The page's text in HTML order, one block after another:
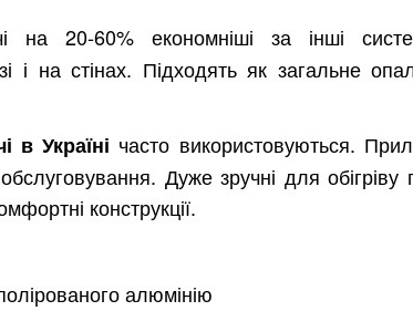
на 20-60% економніші за інші
і на стінах. Підходять як загальне
в Україні часто використовуються.
Дуже зручні для обігріву
конструкції.
алюмінію